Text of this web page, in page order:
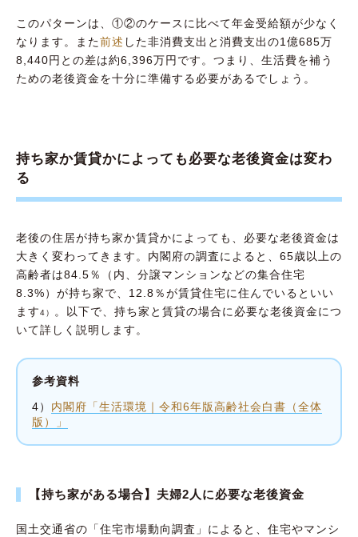
このパターンは、①②のケースに比べて年金受給額が少なく
なります。また前述 した非消費支出と消費支出の1億685万
8,440円との差は約6,396万円です。つまり、生活費を補う
ための老後資金を十分に準備する必要があるでしょう。
持ち家か賃貸かによっても必要な老後資金は変わ
る
老後の住居が持ち家か賃貸かによっても、必要な老後資金は
大きく変わってきます。内閣府の調査によると、65歳以上の
高齢者は84.5％（内、分譲マンションなどの集合住宅
8.3%）が持ち家で、12.8％が賃貸住宅に住んでいるといい
ます4）
。以下で、持ち家と賃貸の場合に必要な老後資金につ
いて詳しく説明します。
参考資料
4） 内閣府「生活環境｜令和6年版高齢社会白書（全体
版）」
【持ち家がある場合】夫婦2人に必要な老後資金
国土交通省の「住宅市場動向調査」によると、住宅やマンシ